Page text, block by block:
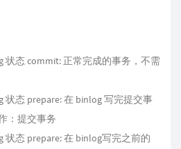
状态 commit: 正常完成的事务，不需
状态 prepare: 在 binlog 写完提交事
：提交事务
状态 prepare: 在 binlog写完之前的